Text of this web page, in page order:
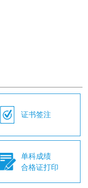
证书签注
单科成绩
合格证打印